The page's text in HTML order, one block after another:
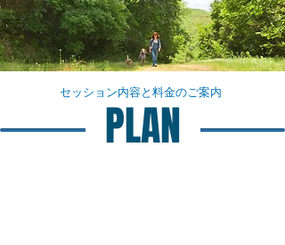
PLAN
​セッション内容と料金のご案内